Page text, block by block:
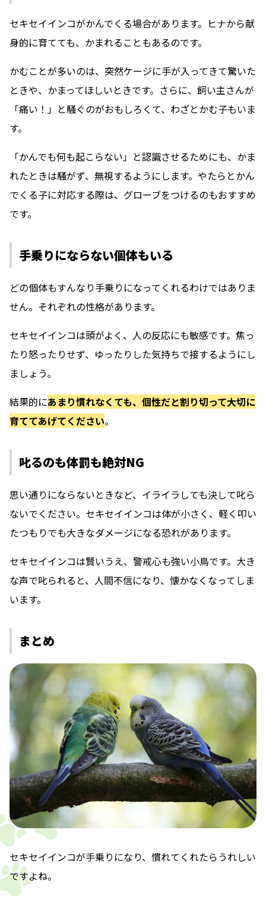
セキセイインコがかんでくる場合があります。ヒナから献
身的に育てても、かまれることもあるのです。
かむことが多いのは、突然ケージに手が入ってきて驚いた
ときや、かまってほしいときです。さらに、飼い主さんが
「痛い！」と騒ぐのがおもしろくて、わざとかむ子もいま
す。
「かんでも何も起こらない」と認識させるためにも、かま
れたときは騒がず、無視するようにします。やたらとかん
でくる子に対応する際は、グローブをつけるのもおすすめ
です。
手乗りにならない個体もいる
どの個体もすんなり手乗りになってくれるわけではありま
せん。それぞれの性格があります。
セキセイインコは頭がよく、人の反応にも敏感です。焦っ
たり怒ったりせず、ゆったりした気持ちで接するようにし
ましょう。
結果的にあまり慣れなくても、個性だと割り切って大切に
育ててあげてください。
叱るのも体罰も絶対NG
思い通りにならないときなど、イライラしても決して叱ら
ないでください。セキセイインコは体が小さく、軽く叩い
たつもりでも大きなダメージになる恐れがあります。
セキセイインコは賢いうえ、警戒心も強い小鳥です。大き
な声で叱られると、人間不信になり、懐かなくなってしま
います。
まとめ
セキセイインコが手乗りになり、慣れてくれたらうれしい
ですよね。